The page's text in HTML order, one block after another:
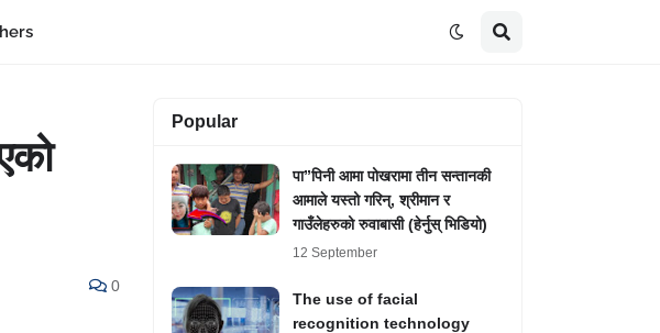
0
Popular
पा”पिनी आमा पोखरामा तीन सन्तानकी
आमाले यस्तो गरिन्, श्रीमान र
गाउँलेहरुको रुवाबासी (हेर्नुस् भिडियो)
12 September
The use of facial
recognition technology